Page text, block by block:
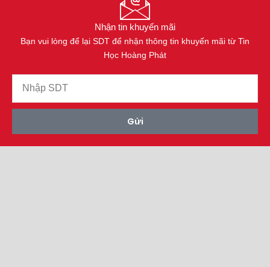
Nhận tin khuyến mãi
Bạn vui lòng để lại SDT để nhận thông tin khuyến mãi từ Tin
Học Hoàng Phát
Gửi